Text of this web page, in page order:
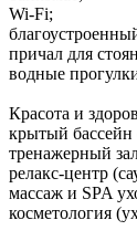
Wi-Fi;
причал для
водные
Красота и
крытый
тренажерный
релакс-центр
массаж и SPA
косметология